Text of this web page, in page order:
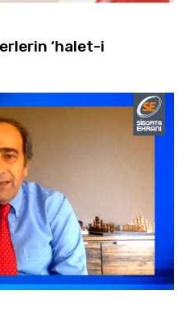
‘halet-i